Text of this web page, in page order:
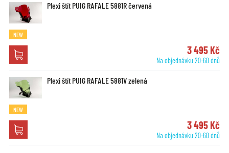
Plexi štít PUIG RAFALE 5881R červená
NEW
3 495 Kč
Na objednávku 20-60 dnů
Plexi štít PUIG RAFALE 5881V zelená
NEW
3 495 Kč
Na objednávku 20-60 dnů